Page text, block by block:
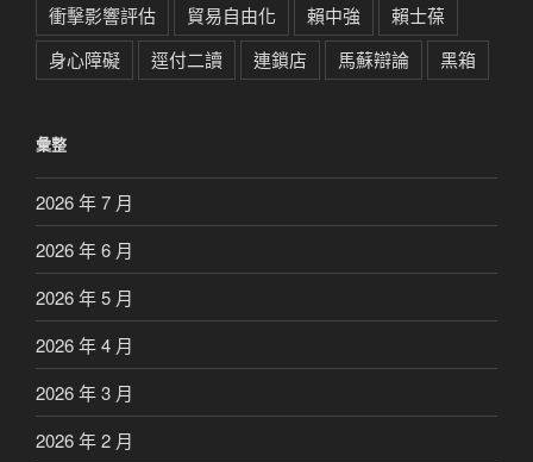
衝擊影響評估 貿易自由化 賴中強
賴士葆
身心障礙
逕付二讀 連鎖店 馬蘇辯論 黑箱
彙整
2026 年 7 月
2026 年 6 月
2026 年 5 月
2026 年 4 月
2026 年 3 月
2026 年 2 月